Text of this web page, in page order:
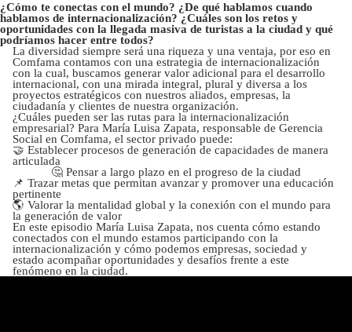
¿Cómo te conectas con el mundo? ¿De qué hablamos cuando
hablamos de internacionalización? ¿Cuáles son los retos y
oportunidades con la llegada masiva de turistas a la ciudad y qué
podríamos hacer entre todos?
La diversidad siempre será una riqueza y una ventaja, por eso en
Comfama contamos con una estrategia de internacionalización
con la cual, buscamos generar valor adicional para el desarrollo
internacional, con una mirada integral, plural y diversa a los
proyectos estratégicos con nuestros aliados, empresas, la
ciudadanía y clientes de nuestra organización.
¿Cuáles pueden ser las rutas para la internacionalización
empresarial? Para María Luisa Zapata, responsable de Gerencia
Social en Comfama, el sector privado puede:
🤝 Establecer procesos de generación de capacidades de manera
articulada
🤔 Pensar a largo plazo en el progreso de la ciudad
📌 Trazar metas que permitan avanzar y promover una educación
pertinente
🌎 Valorar la mentalidad global y la conexión con el mundo para
la generación de valor
En este episodio María Luisa Zapata, nos cuenta cómo estando
conectados con el mundo estamos participando con la
internacionalización y cómo podemos empresas, sociedad y
estado acompañar oportunidades y desafíos frente a este
fenómeno en la ciudad.